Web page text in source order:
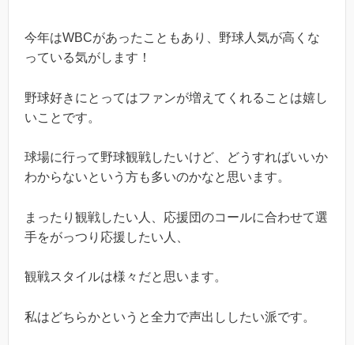
今年はWBCがあったこともあり、野球人気が高くな
っている気がします！
野球好きにとってはファンが増えてくれることは嬉し
いことです。
球場に行って野球観戦したいけど、どうすればいいか
わからないという方も多いのかなと思います。
まったり観戦したい人、応援団のコールに合わせて選
手をがっつり応援したい人、
観戦スタイルは様々だと思います。
私はどちらかというと全力で声出ししたい派です。